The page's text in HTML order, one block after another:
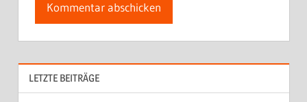
LETZTE BEITRÄGE